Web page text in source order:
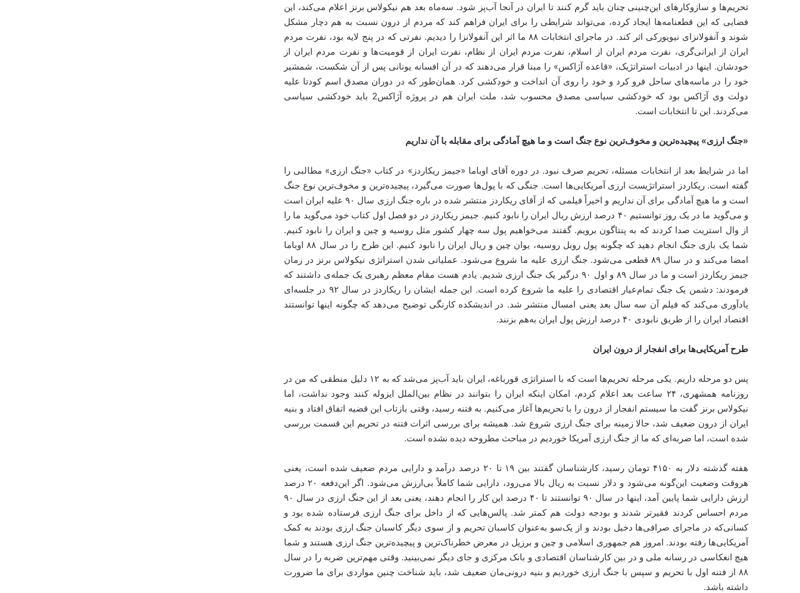
تحریم‌ها و سازوکارهای این‌چنینی چنان باید گرم کنند تا ایران در آنجا آب‌پز شود. سه‌ماه بعد هم نیکولاس برنز اعلام می‌کند، این
فضایی که این قطعنامه‌ها ایجاد کرده، می‌تواند شرایطی را برای ایران فراهم کند که مردم از درون نسبت به هم دچار مشکل
شوند و آنفولانزای نیویورکی اثر کند. در ماجرای انتخابات ۸۸ ما اثر این آنفولانزا را دیدیم. نفرتی که در پنج لایه بود، نفرت مردم
ایران از ایرانی‌گری، نفرت مردم ایران از اسلام، نفرت مردم ایران از نظام، نفرت ایران از قومیت‌ها و نفرت مردم ایران از
خودشان. اینها در ادبیات استراتژیک، «قاعده آژاکس» را مبنا قرار می‌دهند که در آن افسانه یونانی پس از آن شکست، شمشیر
خود را در ماسه‌های ساحل فرو کرد و خود را روی آن انداخت و خودکشی کرد. همان‌طور که در دوران مصدق اسم کودتا علیه
دولت وی آژاکس بود که خودکشی سیاسی مصدق محسوب شد، ملت ایران هم در پروژه آژاکس2 باید خودکشی سیاسی
می‌کردند. این تا انتخابات است.
«جنگ ارزی» پیچیده‌ترین و مخوف‌ترین نوع جنگ است و ما هیچ آمادگی برای مقابله با آن نداریم
اما در شرایط بعد از انتخابات مسئله، تحریم صرف نبود. در دوره آقای اوباما «جیمز ریکاردز» در کتاب «جنگ ارزی» مطالبی را
گفته است. ریکاردز استراتژیست ارزی آمریکایی‌ها است. جنگی که با پول‌ها صورت می‌گیرد، پیچیده‌ترین و مخوف‌ترین نوع جنگ
است و ما هیچ آمادگی برای آن نداریم و اخیراً فیلمی که از آقای ریکاردز منتشر شده در باره جنگ ارزی سال ۹۰ علیه ایران است
و می‌گوید ما در یک روز توانستیم ۴۰ درصد ارزش ریال ایران را نابود کنیم. جیمز ریکاردز در دو فصل اول کتاب خود می‌گوید ما را
از وال استریت صدا کردند که به پنتاگون برویم. گفتند می‌خواهیم پول سه چهار کشور مثل روسیه و چین و ایران را نابود کنیم.
شما یک بازی جنگ انجام دهید که چگونه پول روبل روسیه، یوان چین و ریال ایران را نابود کنیم. این طرح را در سال ۸۸ اوباما
امضا می‌کند و در سال ۸۹ قطعی می‌شود. جنگ ارزی علیه ما شروع می‌شود. عملیاتی شدن استراتژی نیکولاس برنز در زمان
جیمز ریکاردز است و ما در سال ۸۹ و اول ۹۰ درگیر یک جنگ ارزی شدیم. یادم هست مقام معظم رهبری یک جمله‌ی داشتند که
فرمودند: دشمن یک جنگ تمام‌عیار اقتصادی را علیه ما شروع کرده است. این جمله ایشان را ریکاردز در سال ۹۲ در جلسه‌ای
یادآوری می‌کند که فیلم آن سه سال بعد یعنی امسال منتشر شد. در اندیشکده کارنگی توضیح می‌دهد که چگونه اینها توانستند
اقتصاد ایران را از طریق نابودی ۴۰ درصد ارزش پول ایران به‌هم بزنند.
طرح آمریکایی‌ها برای انفجار از درون ایران
پس دو مرحله داریم. یکی مرحله تحریم‌ها است که با استراتژی قورباغه، ایران باید آب‌پز می‌شد که به‌ ۱۲ دلیل منطقی که من در
روزنامه همشهری، ۲۴ ساعت بعد اعلام کردم، امکان اینکه ایران را بتوانند در نظام بین‌الملل ایزوله کنند وجود نداشت، اما
نیکولاس برنز گفت ما سیستم انفجار از درون را با تحریم‌ها آغاز می‌کنیم. به فتنه رسید، وقتی بازتاب این قضیه اتفاق افتاد و بنیه
ایران از درون ضعیف شد، حالا زمینه برای جنگ ارزی شروع شد. همیشه برای بررسی اثرات فتنه در تحریم این قسمت بررسی
شده است، اما ضربه‌ای که ما از جنگ ارزی آمریکا خوردیم در مباحث مطروحه دیده نشده است.
هفته گذشته دلار به ۴۱۵۰ تومان رسید، کارشناسان گفتند بین ۱۹ تا ۲۰ درصد درآمد و دارایی مردم ضعیف شده است، یعنی
هروقت وضعیت این‌گونه می‌شود و دلار نسبت به ریال بالا می‌رود، دارایی شما کاملاً بی‌ارزش می‌شود. اگر این‌دفعه ۲۰ درصد
ارزش دارایی شما پایین آمد، اینها در سال ۹۰ توانستند تا ۴۰ درصد این کار را انجام دهند، یعنی بعد از این جنگ ارزی در سال ۹۰
مردم احساس کردند فقیرتر شدند و بودجه دولت هم کمتر شد. پالس‌هایی که از داخل برای جنگ ارزی فرستاده شده بود و
کسانی‌که در ماجرای صرافی‌ها دخیل بودند و از یک‌سو به‌عنوان کاسبان تحریم و از سوی دیگر کاسبان جنگ ارزی بودند به کمک
آمریکایی‌ها رفته بودند. امروز هم جمهوری اسلامی و چین و برزیل در معرض خطرناک‌ترین و پیچیده‌ترین جنگ ارزی هستند و شما
هیچ انعکاسی در رسانه ملی و در بین کارشناسان اقتصادی و بانک مرکزی و جای دیگر نمی‌بینید. وقتی مهم‌ترین ضربه را در سال
۸۸ از فتنه اول با تحریم و سپس با جنگ ارزی خوردیم و بنیه درونی‌مان ضعیف شد، باید شناخت چنین مواردی برای ما ضرورت
داشته باشد.